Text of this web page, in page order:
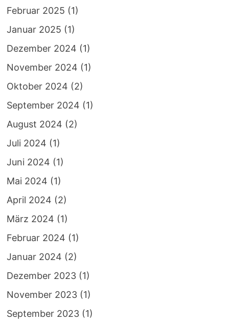
Februar 2025 (1)
Januar 2025 (1)
Dezember 2024 (1)
November 2024 (1)
Oktober 2024 (2)
September 2024 (1)
August 2024 (2)
Juli 2024 (1)
Juni 2024 (1)
Mai 2024 (1)
April 2024 (2)
März 2024 (1)
Februar 2024 (1)
Januar 2024 (2)
Dezember 2023(1)
November 2023(1)
September 2023(1)